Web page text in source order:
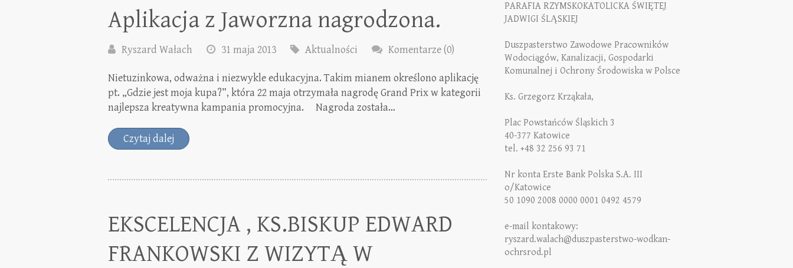
Aplikacja z Jaworzna nagrodzona.
Ryszard Wałach 31 maja 2013 Aktualności Komentarze (0)
Nietuzinkowa, odważna i niezwykle edukacyjna. Takim mianem określono aplikację
pt. „Gdzie jest moja kupa?”, która 22 maja otrzymała nagrodę Grand Prix w kategorii
najlepsza kreatywna kampania promocyjna. Nagroda została…
Czytaj dalej
EKSCELENCJA , KS.BISKUP EDWARD
FRANKOWSKI Z WIZYTĄ W
PARAFIA RZYMSKOKATOLICKA ŚWIĘTEJ
JADWIGI ŚLĄSKIEJ
Duszpasterstwo Zawodowe Pracowników
Wodociągów, Kanalizacji, Gospodarki
Komunalnej i Ochrony Środowiska w Polsce
Ks. Grzegorz Krząkała,
Plac Powstańców Śląskich 3
40-377 Katowice
tel. +48 32 256 93 71
Nr konta Erste Bank Polska S.A. III
o/Katowice
50 1090 2008 0000 0001 0492 4579
e-mail kontakowy:
ryszard.walach@duszpasterstwo-wodkan-
ochrsrod.pl